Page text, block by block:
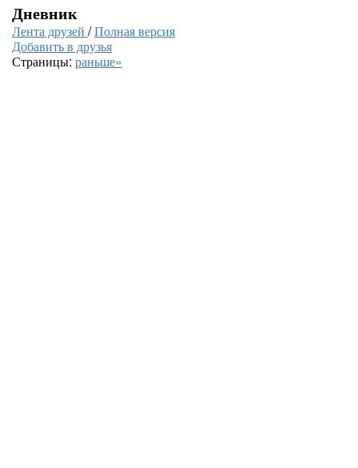
Дневник
Лента друзей /Полная версия
Добавить в друзья
Страницы: раньше»